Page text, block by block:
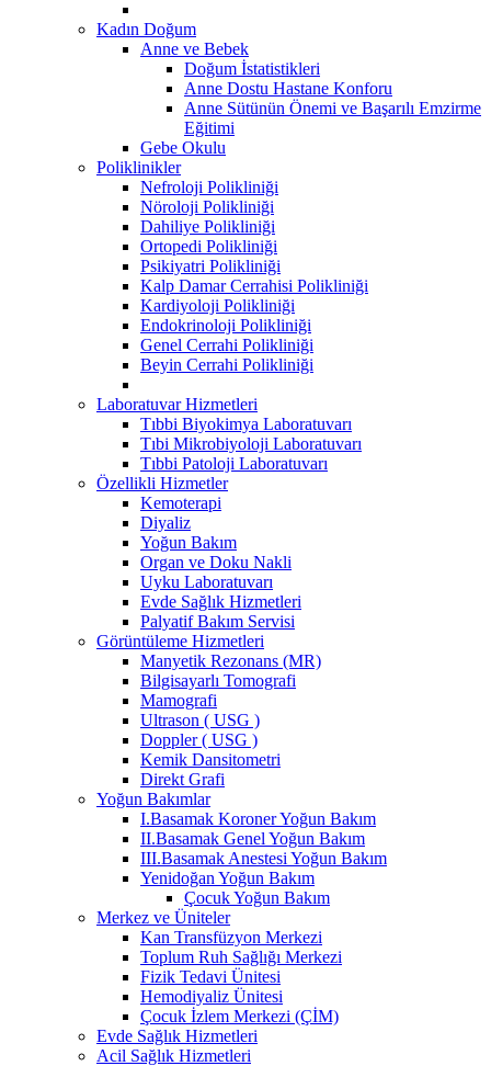
Kadın Doğum
Anne ve Bebek
Doğum İstatistikleri
Anne Dostu Hastane Konforu
Anne Sütünün Önemi ve Başarılı Emzirme
Eğitimi
Gebe Okulu
Poliklinikler
Nefroloji Polikliniği
Nöroloji Polikliniği
Dahiliye Polikliniği
Ortopedi Polikliniği
Psikiyatri Polikliniği
Kalp Damar Cerrahisi Polikliniği
Kardiyoloji Polikliniği
Endokrinoloji Polikliniği
Genel Cerrahi Polikliniği
Beyin Cerrahi Polikliniği
Laboratuvar Hizmetleri
Tıbbi Biyokimya Laboratuvarı
Tıbi Mikrobiyoloji Laboratuvarı
Tıbbi Patoloji Laboratuvarı
Özellikli Hizmetler
Kemoterapi
Diyaliz
Yoğun Bakım
Organ ve Doku Nakli
Uyku Laboratuvarı
Evde Sağlık Hizmetleri
Palyatif Bakım Servisi
Görüntüleme Hizmetleri
Manyetik Rezonans (MR)
Bilgisayarlı Tomografi
Mamografi
Ultrason ( USG )
Doppler ( USG )
Kemik Dansitometri
Direkt Grafi
Yoğun Bakımlar
I.Basamak Koroner Yoğun Bakım
II.Basamak Genel Yoğun Bakım
III.Basamak Anestesi Yoğun Bakım
Yenidoğan Yoğun Bakım
Çocuk Yoğun Bakım
Merkez ve Üniteler
Kan Transfüzyon Merkezi
Toplum Ruh Sağlığı Merkezi
Fizik Tedavi Ünitesi
Hemodiyaliz Ünitesi
Çocuk İzlem Merkezi (ÇİM)
Evde Sağlık Hizmetleri
Acil Sağlık Hizmetleri